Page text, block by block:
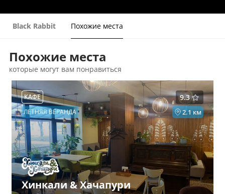
Black Rabbit Похожие места
Похожие места
которые могут вам понравиться
9.3
КАФЕ
2.1 км
ЛЕТНЯЯ ВЕРАНДА
Хинкали & Хачапури